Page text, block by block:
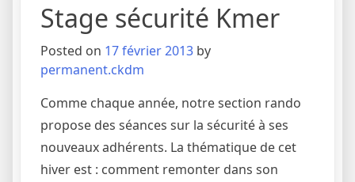
Stage sécurité Kmer
Posted on 17 février 2013 by
permanent.ckdm
Comme chaque année, notre section rando
propose des séances sur la sécurité à ses
nouveaux adhérents. La thématique de cet
hiver est : comment remonter dans son